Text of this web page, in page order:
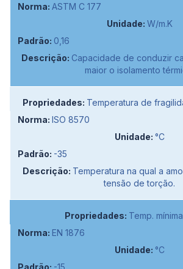
ASTM C 177
W/m.K
0,16
Capacidade de conduzir
maior o isolamento
Temperatura de
ISO 8570
°C
-35
Temperatura na qual a
tensão de torção.
Temp.
EN 1876
°C
-15